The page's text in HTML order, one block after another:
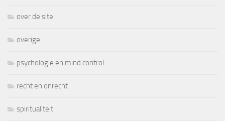
over de site
overige
psychologie en mind control
recht en onrecht
spiritualiteit